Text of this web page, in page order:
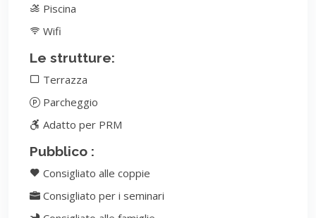
Piscina
Wifi
Le strutture:
Terrazza
Parcheggio
Adatto per PRM
Pubblico :
Consigliato alle coppie
Consigliato per i seminari